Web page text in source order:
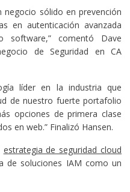
negocio sólido en prevención
en autenticación avanzada
software,” comentó Dave
de Seguridad en CA
líder en la industria que
de nuestro fuerte portafolio
opciones de primera clase
en web.” Finalizó Hansen.
estrategia de seguridad cloud
de soluciones IAM como un